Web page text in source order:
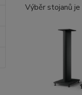
Výběr stojanů je